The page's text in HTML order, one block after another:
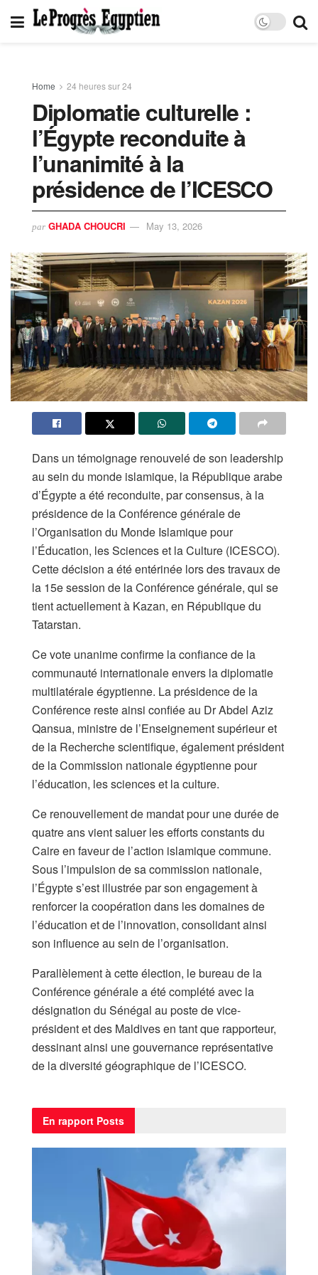
Home 24 heures sur 24
Diplomatie culturelle :
l’Égypte reconduite à
l’unanimité à la
présidence de l’ICESCO
par GHADA CHOUCRI May 13, 2026
Dans un témoignage renouvelé de son leadership
au sein du monde islamique, la République arabe
d’Égypte a été reconduite, par consensus, à la
présidence de la Conférence générale de
l’Organisation du Monde Islamique pour
l’Éducation, les Sciences et la Culture (ICESCO).
Cette décision a été entérinée lors des travaux de
la 15e session de la Conférence générale, qui se
tient actuellement à Kazan, en République du
Tatarstan.
Ce vote unanime confirme la confiance de la
communauté internationale envers la diplomatie
multilatérale égyptienne. La présidence de la
Conférence reste ainsi confiée au Dr Abdel Aziz
Qansua, ministre de l’Enseignement supérieur et
de la Recherche scientifique, également président
de la Commission nationale égyptienne pour
l’éducation, les sciences et la culture.
Ce renouvellement de mandat pour une durée de
quatre ans vient saluer les efforts constants du
Caire en faveur de l’action islamique commune.
Sous l’impulsion de sa commission nationale,
l’Égypte s’est illustrée par son engagement à
renforcer la coopération dans les domaines de
l’éducation et de l’innovation, consolidant ainsi
son influence au sein de l’organisation.
Parallèlement à cette élection, le bureau de la
Conférence générale a été complété avec la
désignation du Sénégal au poste de vice-
président et des Maldives en tant que rapporteur,
dessinant ainsi une gouvernance représentative
de la diversité géographique de l’ICESCO.
En rapport Posts